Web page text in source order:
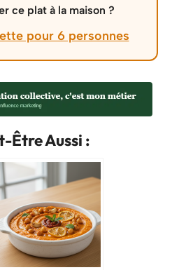
ce plat à la maison ?
pour 6 personnes
Être Aussi :